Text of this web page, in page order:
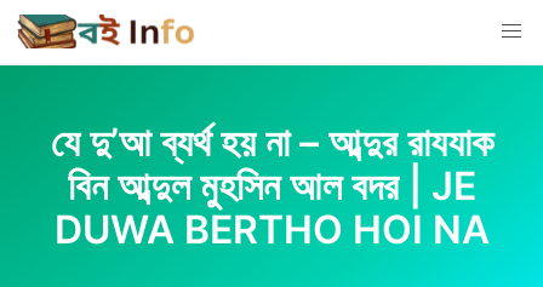
Skip
to
content
যে দু’আ ব্যর্থ হয় না – আব্দুর রাযযাক
বিন আব্দুল মুহসিন আল বদর | JE
DUWA BERTHO HOI NA